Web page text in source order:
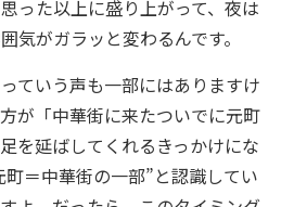
った以上に盛り上がって、夜は
気がガラッと変わるんです。
ていう声も一部にはありますけ
が「中華街に来たついでに元町
を延ばしてくれるきっかけにな
町＝中華街の一部”と認識してい